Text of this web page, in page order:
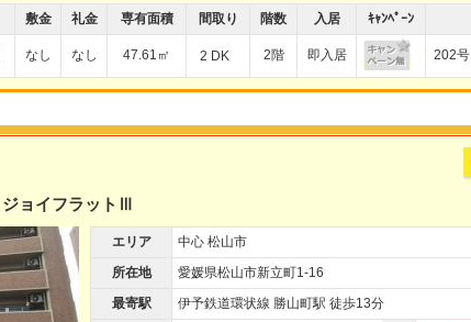
敷金 礼金 専有面積 間取り 階数 入居 ｷｬﾝﾍﾟｰﾝ
なし なし 47.61㎡ 2 DK 2階 即入居 202号
ジョイフラットⅢ
エリア
中心 松山市
所在地
愛媛県松山市新立町1-16
最寄駅
伊予鉄道環状線 勝山町駅 徒歩13分